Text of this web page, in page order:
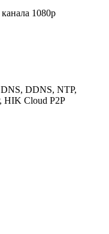
1080p
DDNS, NTP,
HIK Cloud P2P